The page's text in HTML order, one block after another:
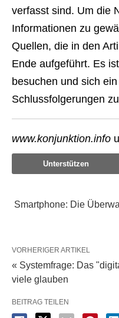
verfasst sind. Um die
Informationen zu
Quellen, die in den
Ende aufgeführt. Es
besuchen und sich
Schlussfolgerungen
www.konjunktion.info
Unterstützen
Smartphone: Die
VORHERIGER ARTIKEL
« Systemfrage: Das
viele glauben
BEITRAG TEILEN